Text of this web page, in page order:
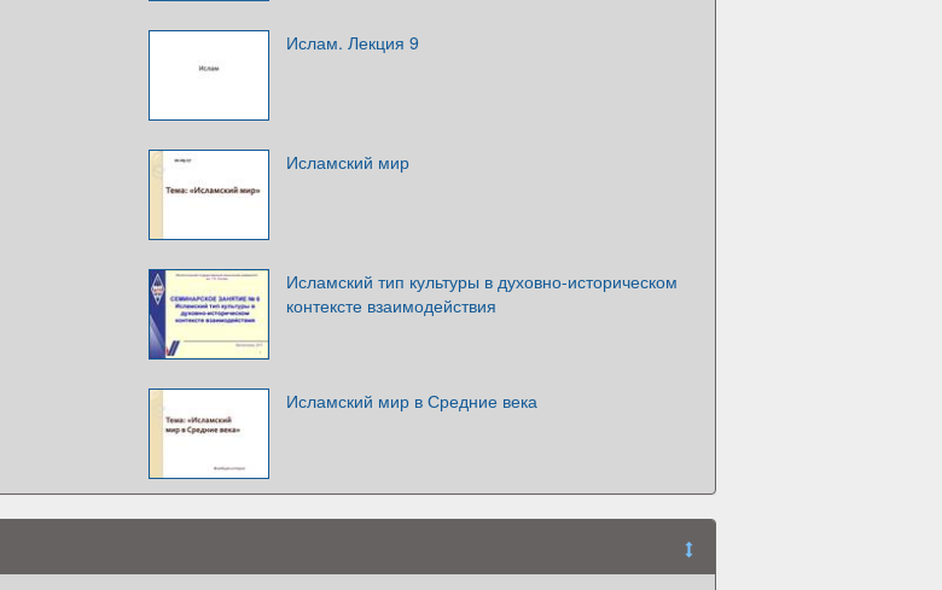
Ислам. Лекция 9
Исламский мир
Исламский тип культуры в духовно-историческом
контексте взаимодействия
Исламский мир в Средние века